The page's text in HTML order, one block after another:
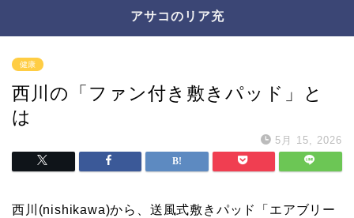
アサコのリア充
健康
西川の「ファン付き敷きパッド」と
は
5月 15, 2026
西川(nishikawa)から、送風式敷きパッド「エアブリー